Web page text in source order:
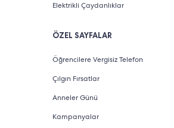
Elektrikli Çaydanlıklar
ÖZEL SAYFALAR
Öğrencilere Vergisiz Telefon
Çılgın Fırsatlar
Anneler Günü
Kampanyalar